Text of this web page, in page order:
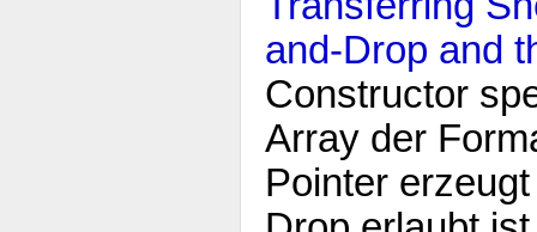
and-Drop and
Constructor
Array der
Pointer